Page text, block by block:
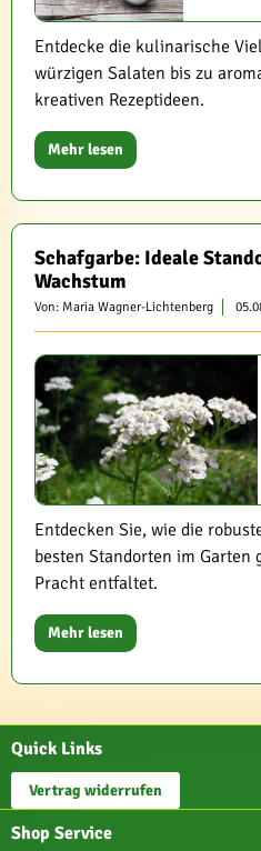
Entdecke die kulinarische
würzigen Salaten bis zu
kreativen Rezeptideen.
Mehr lesen
Schafgarbe: Ideale
Wachstum
Von: Maria Wagner-Lichtenberg
Entdecken Sie, wie die
besten Standorten im
Pracht entfaltet.
Mehr lesen
Quick Links
Vertrag widerrufen
Shop Service